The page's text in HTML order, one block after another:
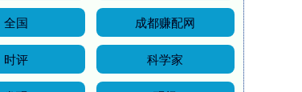
全国 成都赚配网
时评 科学家